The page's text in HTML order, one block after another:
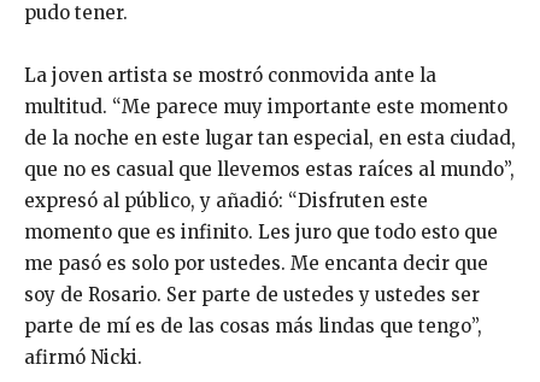
pudo tener.
La joven artista se mostró conmovida ante la
multitud. “Me parece muy importante este momento
de la noche en este lugar tan especial, en esta ciudad,
que no es casual que llevemos estas raíces al mundo”,
expresó al público, y añadió: “Disfruten este
momento que es infinito. Les juro que todo esto que
me pasó es solo por ustedes. Me encanta decir que
soy de Rosario. Ser parte de ustedes y ustedes ser
parte de mí es de las cosas más lindas que tengo”,
afirmó Nicki.